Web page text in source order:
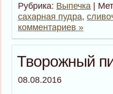
Рубрика: Выпечка |
сахарная пудра,
комментариев »
Творожный
08.08.2016